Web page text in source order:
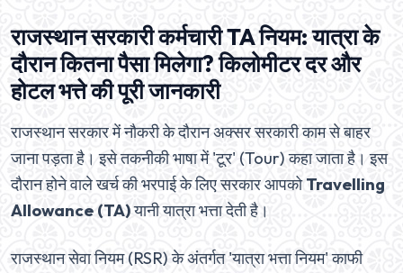
राजस्थान सरकारी कर्मचारी TA नियम: यात्रा के
दौरान कितना पैसा मिलेगा? किलोमीटर दर और
होटल भत्ते की पूरी जानकारी
राजस्थान सरकार में नौकरी के दौरान अक्सर सरकारी काम से बाहर
जाना पड़ता है। इसे तकनीकी भाषा में 'टूर' (Tour) कहा जाता है। इस
दौरान होने वाले खर्च की भरपाई के लिए सरकार आपकोTravelling
Allowance (TA)यानी यात्रा भत्ता देती है।
राजस्थान सेवा नियम (RSR) के अंतर्गत 'यात्रा भत्ता नियम' काफी